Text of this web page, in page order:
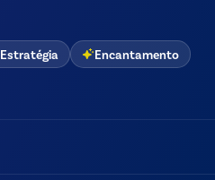
Estratégia Encantamento